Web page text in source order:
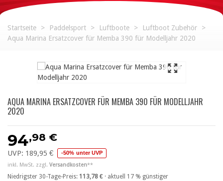
Startseite > Paddelsport > Luftboote > Luftboot Zubehör
>
Aqua Marina Ersatzcover für Memba 390 für Modelljahr 2020
AQUA MARINA ERSATZCOVER FÜR MEMBA 390 FÜR MODELLJAHR
2020
94,98 €
UVP: 189,95 € -50% unter UVP
inkl. MwSt. zzgl. Versandkosten**
Niedrigster 30-Tage-Preis: 113,78 € · aktuell 17 % günstiger